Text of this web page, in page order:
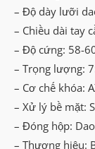
– Độ dày lưỡi
– Chiều dài tay
– Độ cứng: 58-
– Trọng lượng:
– Cơ chế khóa:
– Xử lý bề mặt:
– Đóng hộp:
– Thương hiệu: